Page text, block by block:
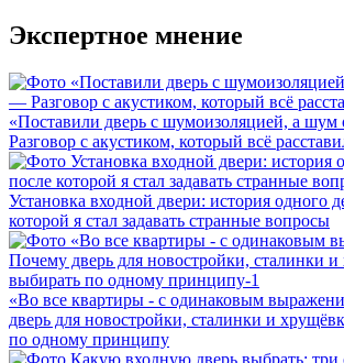
Экспертное мнение
«Поставили дверь с шумоизоляцией, а шум
Разговор с акустиком, который всё
Установка входной двери: история одного
которой я стал задавать странные вопросы
«Во все квартиры - с одинаковым
дверь для новостройки, сталинки и
по одному принципу